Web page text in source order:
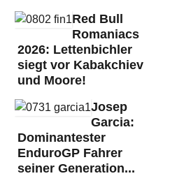
Red Bull
Romaniacs
2026: Lettenbichler
siegt vor Kabakchiev
und Moore!
Josep
Garcia:
Dominantester
EnduroGP Fahrer
seiner Generation...